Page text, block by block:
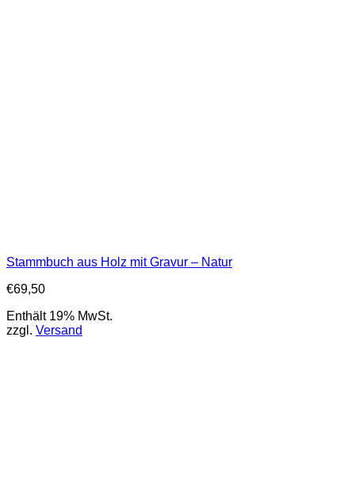
Stammbuch aus Holz mit Gravur – Natur
€69,50
Enthält 19% MwSt.
zzgl. Versand